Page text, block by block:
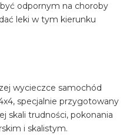
odpornym na choroby
leki w tym kierunku
wycieczce samochód
specjalnie przygotowany
skali trudności, pokonania
i skalistym.